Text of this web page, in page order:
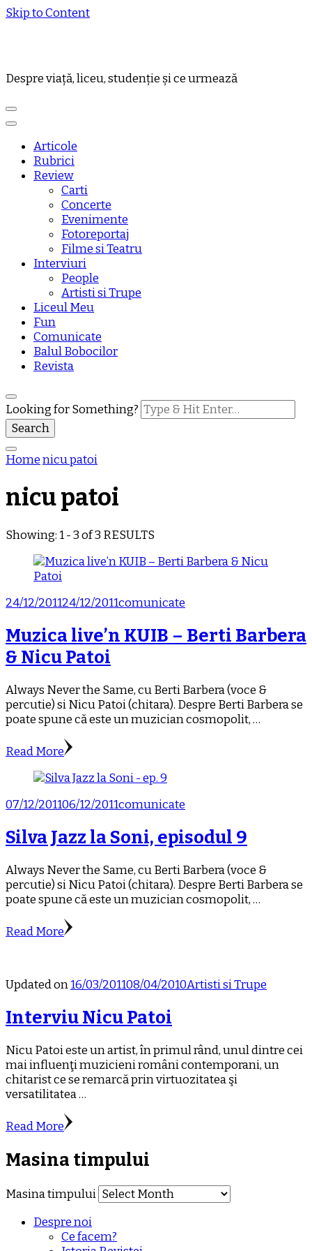
Skip to Content
Despre viață, liceu, studenție și ce urmează
Articole
Rubrici
Review
Carti
Concerte
Evenimente
Fotoreportaj
Filme si Teatru
Interviuri
People
Artisti si Trupe
Liceul Meu
Fun
Comunicate
Balul Bobocilor
Revista
Looking for Something?
Homenicu patoi
nicu patoi
Showing: 1 - 3 of 3 RESULTS
24/12/201124/12/2011comunicate
Muzica live’n KUIB – Berti Barbera
& Nicu Patoi
Always Never the Same, cu Berti Barbera (voce &
percutie) si Nicu Patoi (chitara). Despre Berti Barbera se
poate spune că este un muzician cosmopolit, …
Read More
07/12/201106/12/2011comunicate
Silva Jazz la Soni, episodul 9
Always Never the Same, cu Berti Barbera (voce &
percutie) si Nicu Patoi (chitara). Despre Berti Barbera se
poate spune că este un muzician cosmopolit, …
Read More
Updated on16/03/201108/04/2010Artisti si Trupe
Interviu Nicu Patoi
Nicu Patoi este un artist, în primul rând, unul dintre cei
mai influenţi muzicieni români contemporani, un
chitarist ce se remarcă prin virtuozitatea şi
versatilitatea …
Read More
Masina timpului
Masina timpului
Despre noi
Ce facem?